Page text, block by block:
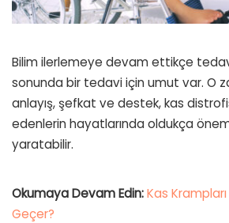
Bilim ilerlemeye devam ettikçe
sonunda bir tedavi için umut var. O
anlayış, şefkat ve destek, kas
edenlerin hayatlarında oldukça
yaratabilir.
Okumaya Devam Edin:Kas
Geçer?